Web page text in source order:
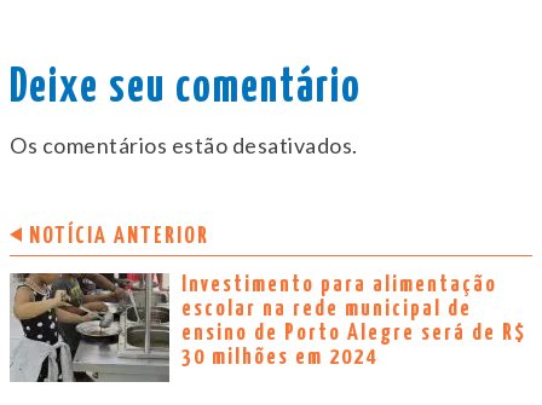
Deixe seu comentário
Os comentários estão desativados.
NOTÍCIA ANTERIOR
Investimento para alimentação
escolar na rede municipal de
ensino de Porto Alegre será de R$
30 milhões em 2024